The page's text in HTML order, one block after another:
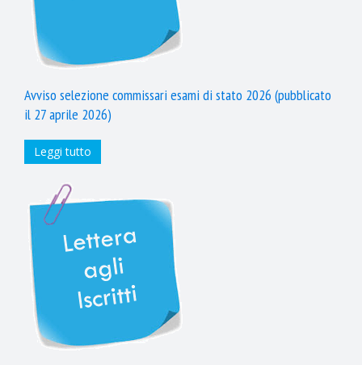
Avviso selezione commissari esami di stato 2026 (pubblicato
il 27 aprile 2026)
Leggi tutto